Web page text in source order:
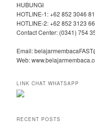
HUBUNGI
HOTLINE-1: +62 852 3046
HOTLINE-2: +62 852 3123
Contact Center: (0341) 754
Email:
Web:
LINK CHAT WHATSAPP
RECENT POSTS